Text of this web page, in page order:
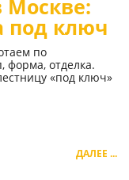
Москве:
под ключ
по
форма, отделка.
«под ключ»
ДАЛЕЕ ...